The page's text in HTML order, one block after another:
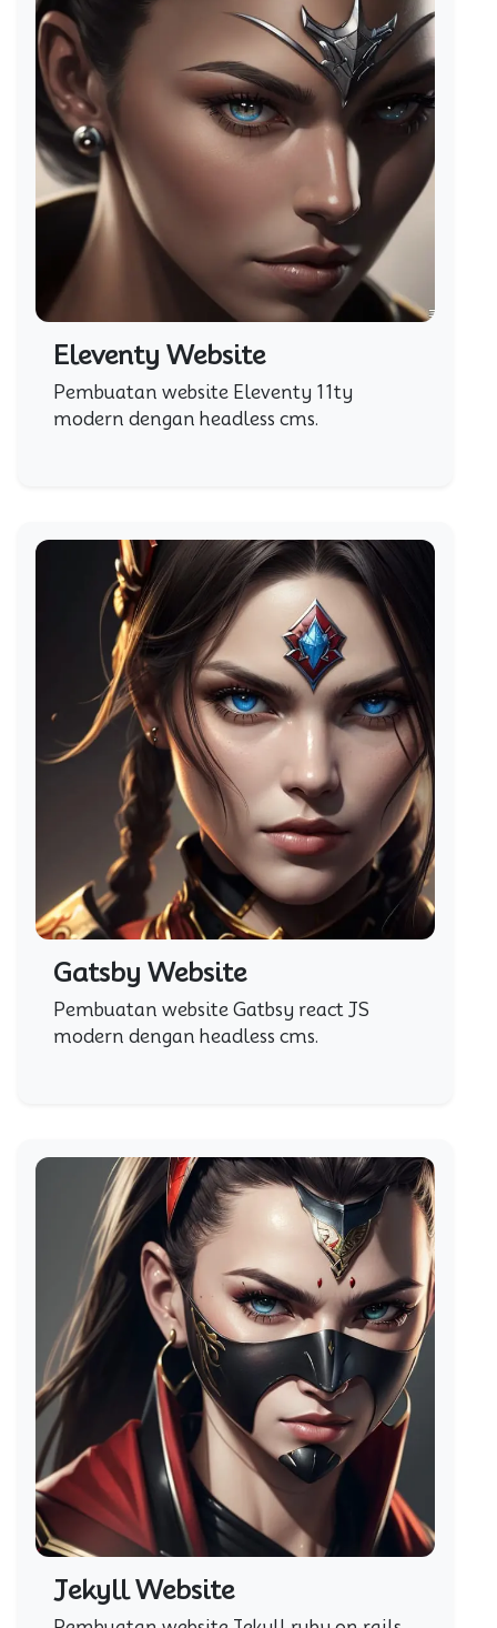
Eleventy Website
Pembuatan website Eleventy 11ty
modern dengan headless cms.
Gatsby Website
Pembuatan website Gatbsy react JS
modern dengan headless cms.
Jekyll Website